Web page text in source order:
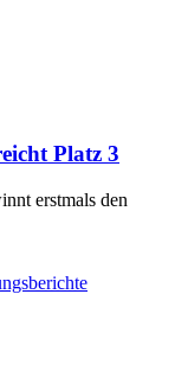
Platz 3
erstmals den